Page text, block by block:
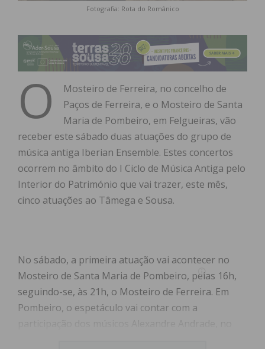
Fotografia: Rota do Românico
O
Mosteiro de Ferreira, no concelho de
Paços de Ferreira, e o Mosteiro de Santa
Maria de Pombeiro, em Felgueiras, vão
receber este sábado duas atuações do grupo de
música antiga Iberian Ensemble. Estes concertos
ocorrem no âmbito do I Ciclo de Música Antiga pelo
Interior do Património que vai trazer, este mês,
cinco atuações ao Tâmega e Sousa.
No sábado, a primeira atuação vai acontecer no
Mosteiro de Santa Maria de Pombeiro, pelas 16h,
seguindo-se, às 21h, o Mosteiro de Ferreira. Em
Pombeiro, o espetáculo vai contar com a